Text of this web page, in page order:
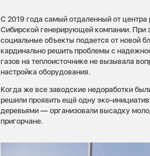
С 2019 года самый отдаленный от
Сибирской генерирующей компании. При
социальные объекты подается от новой
кардинально решить проблемы с
газов на теплоисточнике не вызывала
настройка оборудования.
Когда же все заводские недоработки
решили проявить ещё одну эко-
деревьями — организовали высадку
пригорчане.